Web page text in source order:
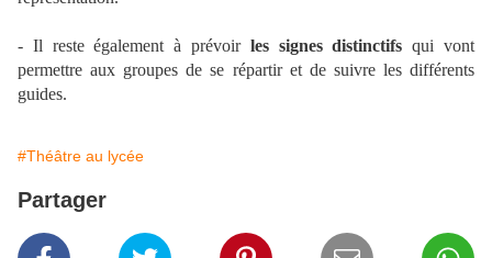
- Il reste également à prévoir les signes distinctifs qui vont
permettre aux groupes de se répartir et de suivre les différents
guides.
#Théâtre au lycée
Partager